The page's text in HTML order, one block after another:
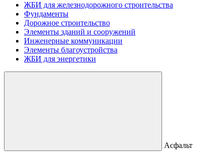
ЖБИ для железнодорожного строительства
Фундаменты
Дорожное строительство
Элементы зданий и сооружений
Инженерные коммуникации
Элементы благоустройства
ЖБИ для энергетики
Асфальт